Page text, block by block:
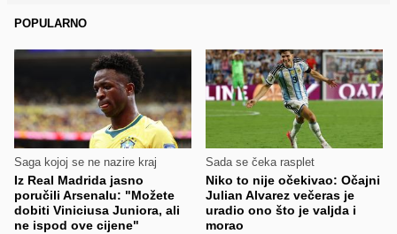
POPULARNO
Saga kojoj se ne nazire kraj
Iz Real Madrida jasno
poručili Arsenalu: "Možete
dobiti Viniciusa Juniora, ali
ne ispod ove cijene"
Sada se čeka rasplet
Niko to nije očekivao: Očajni
Julian Alvarez večeras je
uradio ono što je valjda i
morao